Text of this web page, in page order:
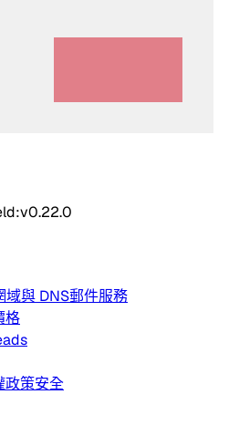
域與 DNS郵件服務
格
政策安全